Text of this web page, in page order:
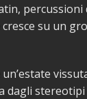
percussioni
su un
dagli